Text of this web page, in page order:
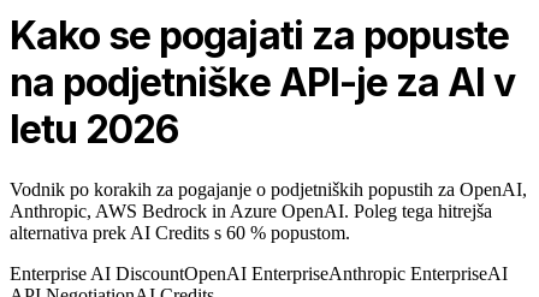
Kako se pogajati za popuste
na podjetniške API-je za AI v
letu 2026
Vodnik po korakih za pogajanje o podjetniških popustih za OpenAI,
Anthropic, AWS Bedrock in Azure OpenAI. Poleg tega hitrejša
alternativa prek AI Credits s 60 % popustom.
Enterprise AI DiscountOpenAI EnterpriseAnthropic EnterpriseAI